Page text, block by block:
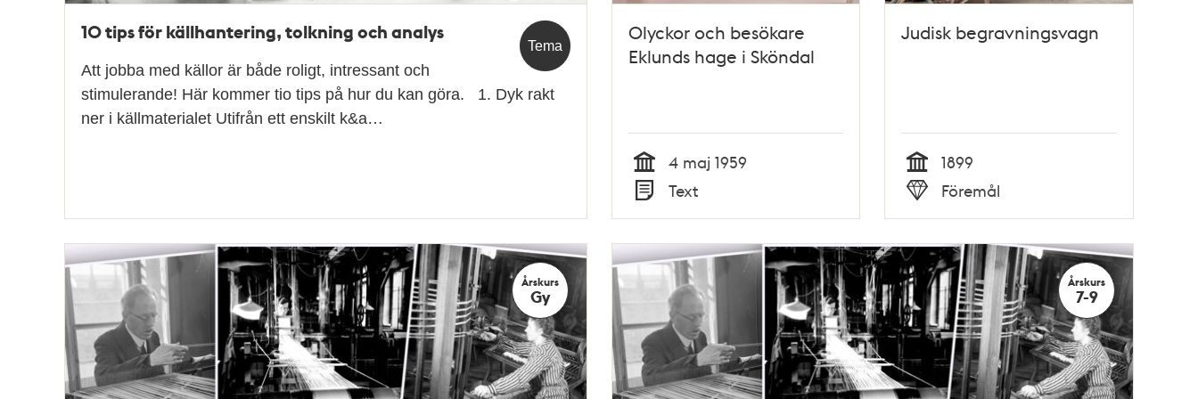
Tema
10 tips för källhantering, tolkning och analys
Att jobba med källor är både roligt, intressant och
stimulerande! Här kommer tio tips på hur du kan göra. 1. Dyk rakt
ner i källmaterialet Utifrån ett enskilt k&a…
Olyckor och besökare
Eklunds hage i Sköndal
Tid
4 maj 1959
Typ
Text
Judisk begravningsvagn
Tid
1899
Typ
Föremål
Årskurs
Gy
Årskurs
7-9